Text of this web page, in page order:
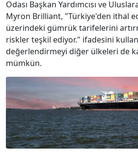
Odası Başkan Yardımcısı ve
Myron Brilliant, "Türkiye'den ithal
üzerindeki gümrük tarifelerini
riskler teşkil ediyor." ifadesini
değerlendirmeyi diğer ülkeleri de
mümkün.